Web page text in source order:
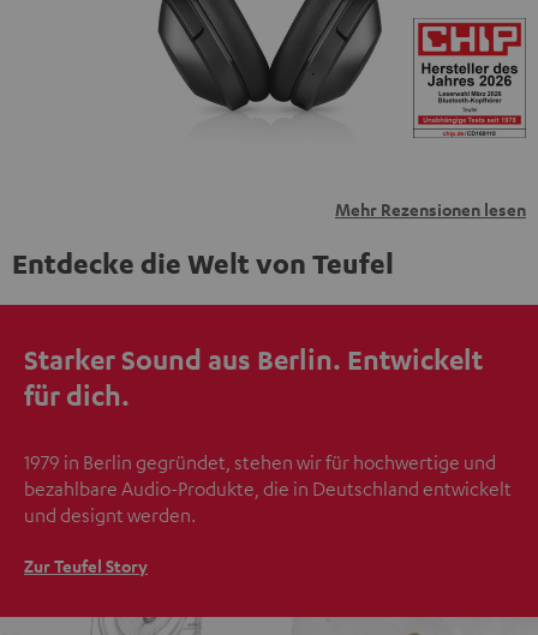
Datenschutzerklärung unter I zu finden.
Mehr Rezensionen lesen
Entdecke die Welt von Teufel
Starker Sound aus Berlin. Entwickelt
für dich.
1979 in Berlin gegründet, stehen wir für hochwertige und
bezahlbare Audio-Produkte, die in Deutschland entwickelt
und designt werden.
Zur Teufel Story